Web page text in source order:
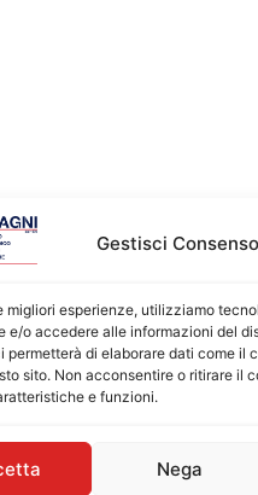
Gestisci
migliori esperienze, utilizziamo
e/o accedere alle informazioni del
permetterà di elaborare dati come il
sito. Non acconsentire o ritirare il
e funzioni.
Nega